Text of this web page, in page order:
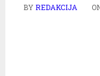
BYREDAKCIJA